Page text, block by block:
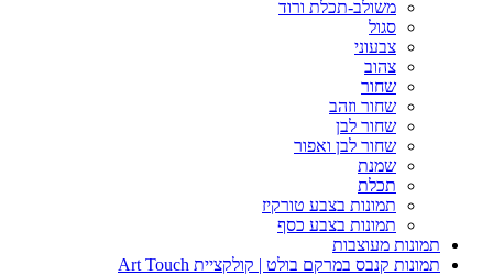
משולב-תכלת ורוד
סגול
צבעוני
צהוב
שחור
שחור וזהב
שחור לבן
שחור לבן ואפור
שמנת
תכלת
תמונות בצבע טורקיז
תמונות בצבע כסף
תמונות מעוצבות
תמונות קנבס במרקם בולט | קולקציית Art Touch